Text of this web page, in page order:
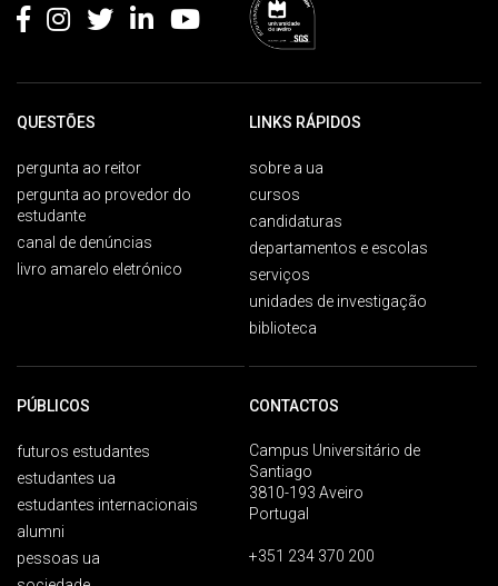
QUESTÕES
pergunta ao reitor
pergunta ao provedor do
estudante
canal de denúncias
livro amarelo eletrónico
LINKS RÁPIDOS
sobre a ua
cursos
candidaturas
departamentos e escolas
serviços
unidades de investigação
biblioteca
PÚBLICOS
futuros estudantes
estudantes ua
estudantes internacionais
alumni
pessoas ua
CONTACTOS
Campus Universitário de
Santiago
3810-193 Aveiro
Portugal
+351 234 370 200